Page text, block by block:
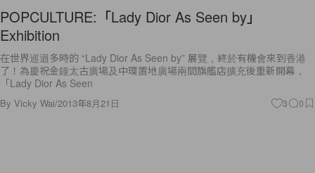
POPCULTURE:「Lady Dior As Seen by」
Exhibition
在世界巡迴多時的 “Lady Dior As Seen by” 展覽，終於有機會來到香港
了！為慶祝金鐘太古廣場及中環置地廣場兩間旗艦店擴充後重新開幕，
「Lady Dior As Seen
By Vicky Wai/2013年8月21日 3 0